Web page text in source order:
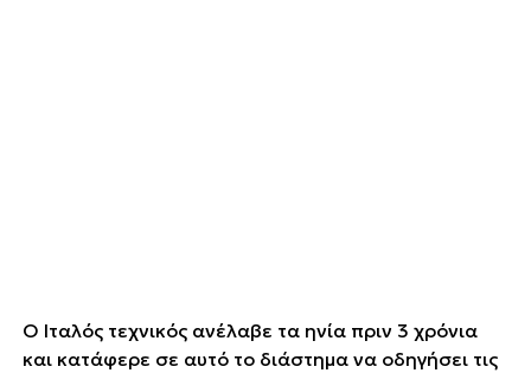
Ο Ιταλός τεχνικός ανέλαβε τα ηνία πριν 3 χρόνια
και κατάφερε σε αυτό το διάστημα να οδηγήσει τις